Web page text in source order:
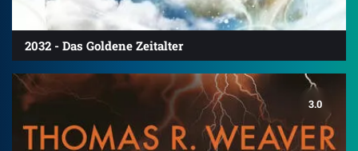
2032 - Das Goldene Zeitalter
3.0